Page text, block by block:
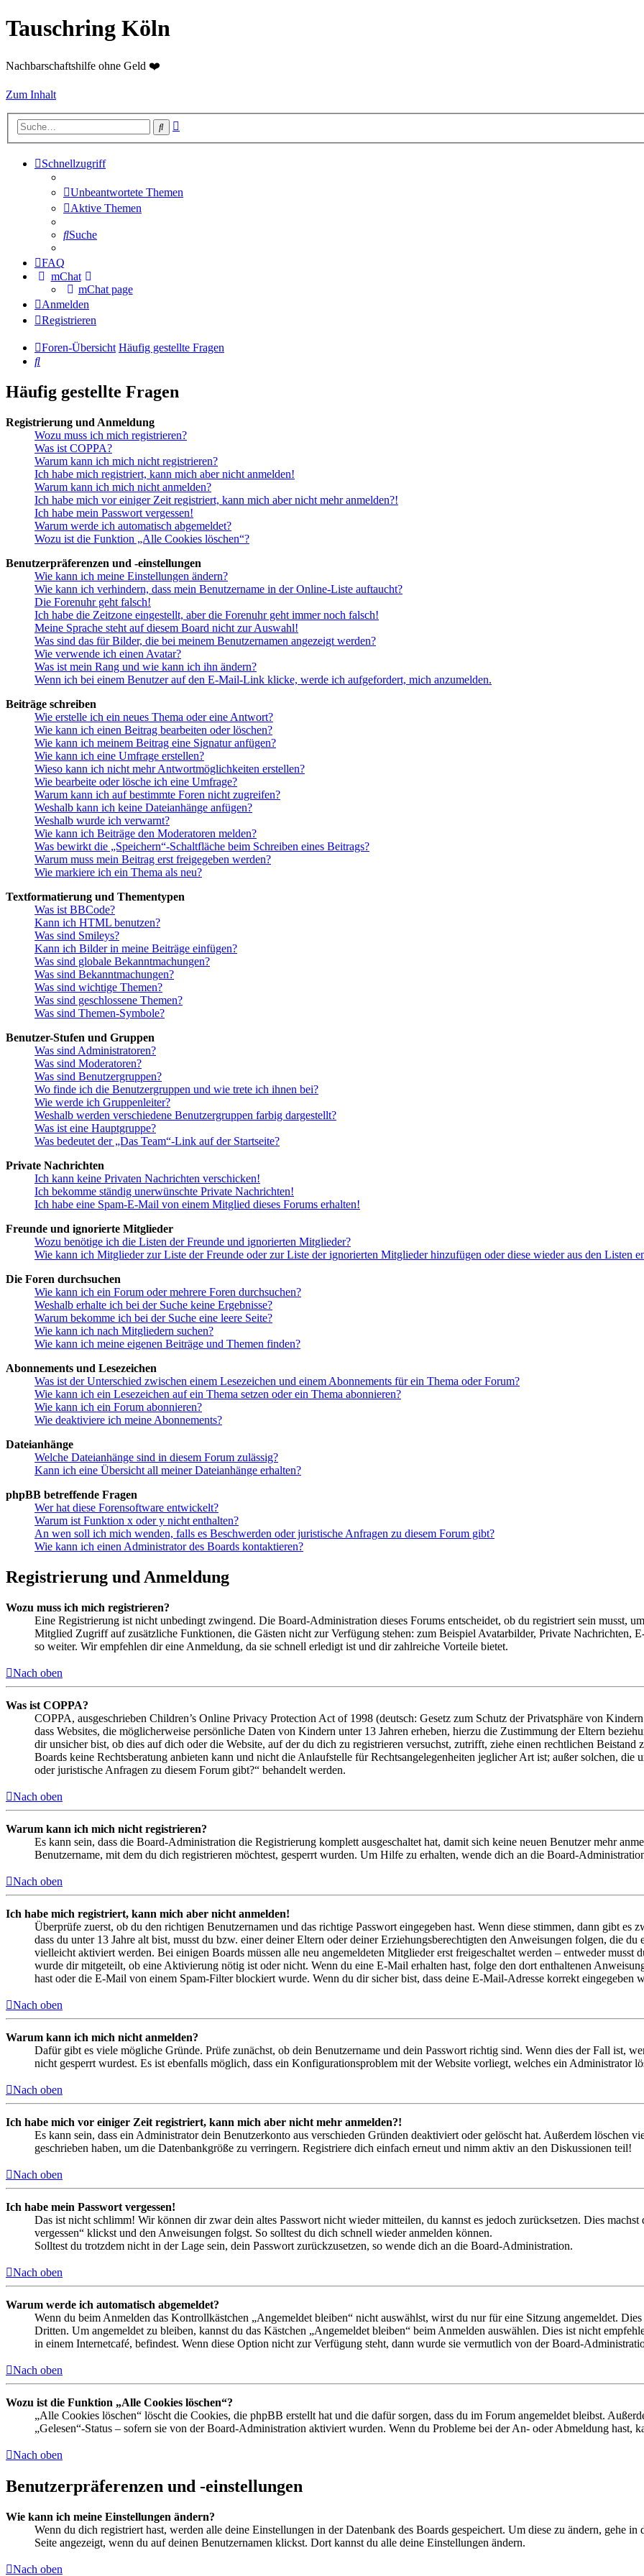
Tauschring Köln
Nachbarschaftshilfe ohne Geld ❤️
Zum Inhalt
Suche
Schnellzugriff
Unbeantwortete Themen
Aktive Themen
Suche
FAQ
mChat
mChat page
Anmelden
Registrieren
Foren-Übersicht Häufig gestellte Fragen
Suche
Häufig gestellte Fragen
Registrierung und Anmeldung
Wozu muss ich mich registrieren?
Was ist COPPA?
Warum kann ich mich nicht registrieren?
Ich habe mich registriert, kann mich aber nicht anmelden!
Warum kann ich mich nicht anmelden?
Ich habe mich vor einiger Zeit registriert, kann mich aber nicht mehr anmelden?!
Ich habe mein Passwort vergessen!
Warum werde ich automatisch abgemeldet?
Wozu ist die Funktion „Alle Cookies löschen“?
Benutzerpräferenzen und -einstellungen
Wie kann ich meine Einstellungen ändern?
Wie kann ich verhindern, dass mein Benutzername in der Online-Liste auftaucht?
Die Forenuhr geht falsch!
Ich habe die Zeitzone eingestellt, aber die Forenuhr geht immer noch falsch!
Meine Sprache steht auf diesem Board nicht zur Auswahl!
Was sind das für Bilder, die bei meinem Benutzernamen angezeigt werden?
Wie verwende ich einen Avatar?
Was ist mein Rang und wie kann ich ihn ändern?
Wenn ich bei einem Benutzer auf den E-Mail-Link klicke, werde ich aufgefordert, mich anzumelden.
Beiträge schreiben
Wie erstelle ich ein neues Thema oder eine Antwort?
Wie kann ich einen Beitrag bearbeiten oder löschen?
Wie kann ich meinem Beitrag eine Signatur anfügen?
Wie kann ich eine Umfrage erstellen?
Wieso kann ich nicht mehr Antwortmöglichkeiten erstellen?
Wie bearbeite oder lösche ich eine Umfrage?
Warum kann ich auf bestimmte Foren nicht zugreifen?
Weshalb kann ich keine Dateianhänge anfügen?
Weshalb wurde ich verwarnt?
Wie kann ich Beiträge den Moderatoren melden?
Was bewirkt die „Speichern“-Schaltfläche beim Schreiben eines Beitrags?
Warum muss mein Beitrag erst freigegeben werden?
Wie markiere ich ein Thema als neu?
Textformatierung und Thementypen
Was ist BBCode?
Kann ich HTML benutzen?
Was sind Smileys?
Kann ich Bilder in meine Beiträge einfügen?
Was sind globale Bekanntmachungen?
Was sind Bekanntmachungen?
Was sind wichtige Themen?
Was sind geschlossene Themen?
Was sind Themen-Symbole?
Benutzer-Stufen und Gruppen
Was sind Administratoren?
Was sind Moderatoren?
Was sind Benutzergruppen?
Wo finde ich die Benutzergruppen und wie trete ich ihnen bei?
Wie werde ich Gruppenleiter?
Weshalb werden verschiedene Benutzergruppen farbig dargestellt?
Was ist eine Hauptgruppe?
Was bedeutet der „Das Team“-Link auf der Startseite?
Private Nachrichten
Ich kann keine Privaten Nachrichten verschicken!
Ich bekomme ständig unerwünschte Private Nachrichten!
Ich habe eine Spam-E-Mail von einem Mitglied dieses Forums erhalten!
Freunde und ignorierte Mitglieder
Wozu benötige ich die Listen der Freunde und ignorierten Mitglieder?
Wie kann ich Mitglieder zur Liste der Freunde oder zur Liste der ignorierten Mitglieder hinzufügen oder diese wieder aus den Listen
Die Foren durchsuchen
Wie kann ich ein Forum oder mehrere Foren durchsuchen?
Weshalb erhalte ich bei der Suche keine Ergebnisse?
Warum bekomme ich bei der Suche eine leere Seite?
Wie kann ich nach Mitgliedern suchen?
Wie kann ich meine eigenen Beiträge und Themen finden?
Abonnements und Lesezeichen
Was ist der Unterschied zwischen einem Lesezeichen und einem Abonnements für ein Thema oder Forum?
Wie kann ich ein Lesezeichen auf ein Thema setzen oder ein Thema abonnieren?
Wie kann ich ein Forum abonnieren?
Wie deaktiviere ich meine Abonnements?
Dateianhänge
Welche Dateianhänge sind in diesem Forum zulässig?
Kann ich eine Übersicht all meiner Dateianhänge erhalten?
phpBB betreffende Fragen
Wer hat diese Forensoftware entwickelt?
Warum ist Funktion x oder y nicht enthalten?
An wen soll ich mich wenden, falls es Beschwerden oder juristische Anfragen zu diesem Forum gibt?
Wie kann ich einen Administrator des Boards kontaktieren?
Registrierung und Anmeldung
Wozu muss ich mich registrieren?
Eine Registrierung ist nicht unbedingt zwingend. Die Board-Administration dieses Forums entscheidet, ob du registriert sein musst,
Mitglied Zugriff auf zusätzliche Funktionen, die Gästen nicht zur Verfügung stehen: zum Beispiel Avatarbilder, Private Nachrichten,
so weiter. Wir empfehlen dir eine Anmeldung, da sie schnell erledigt ist und dir zahlreiche Vorteile bietet.
Nach oben
Was ist COPPA?
COPPA, ausgeschrieben Children’s Online Privacy Protection Act of 1998 (deutsch: Gesetz zum Schutz der Privatsphäre von
dass Websites, die möglicherweise persönliche Daten von Kindern unter 13 Jahren erheben, hierzu die Zustimmung der Eltern
dir unsicher bist, ob dies auf dich oder die Website, auf der du dich zu registrieren versuchst, zutrifft, ziehe einen rechtlichen
Boards keine Rechtsberatung anbieten kann und nicht die Anlaufstelle für Rechtsangelegenheiten jeglicher Art ist; außer solchen,
oder juristische Anfragen zu diesem Forum gibt?“ behandelt werden.
Nach oben
Warum kann ich mich nicht registrieren?
Es kann sein, dass die Board-Administration die Registrierung komplett ausgeschaltet hat, damit sich keine neuen Benutzer mehr
Benutzername, mit dem du dich registrieren möchtest, gesperrt wurden. Um Hilfe zu erhalten, wende dich an die Board-
Nach oben
Ich habe mich registriert, kann mich aber nicht anmelden!
Überprüfe zuerst, ob du den richtigen Benutzernamen und das richtige Passwort eingegeben hast. Wenn diese stimmen, dann gibt es
dass du unter 13 Jahre alt bist, musst du bzw. einer deiner Eltern oder deiner Erziehungsberechtigten den Anweisungen folgen, die
vielleicht aktiviert werden. Bei einigen Boards müssen alle neu angemeldeten Mitglieder erst freigeschaltet werden – entweder musst
wurde dir mitgeteilt, ob eine Aktivierung nötig ist oder nicht. Wenn du eine E-Mail erhalten hast, folge den dort enthaltenen
hast oder die E-Mail von einem Spam-Filter blockiert wurde. Wenn du dir sicher bist, dass deine E-Mail-Adresse korrekt eingegeben
Nach oben
Warum kann ich mich nicht anmelden?
Dafür gibt es viele mögliche Gründe. Prüfe zunächst, ob dein Benutzername und dein Passwort richtig sind. Wenn dies der Fall ist,
nicht gesperrt wurdest. Es ist ebenfalls möglich, dass ein Konfigurationsproblem mit der Website vorliegt, welches ein Administrator
Nach oben
Ich habe mich vor einiger Zeit registriert, kann mich aber nicht mehr anmelden?!
Es kann sein, dass ein Administrator dein Benutzerkonto aus verschieden Gründen deaktiviert oder gelöscht hat. Außerdem löschen
geschrieben haben, um die Datenbankgröße zu verringern. Registriere dich einfach erneut und nimm aktiv an den Diskussionen teil!
Nach oben
Ich habe mein Passwort vergessen!
Das ist nicht schlimm! Wir können dir zwar dein altes Passwort nicht wieder mitteilen, du kannst es jedoch zurücksetzen. Dies
vergessen“ klickst und den Anweisungen folgst. So solltest du dich schnell wieder anmelden können.
Solltest du trotzdem nicht in der Lage sein, dein Passwort zurückzusetzen, so wende dich an die Board-Administration.
Nach oben
Warum werde ich automatisch abgemeldet?
Wenn du beim Anmelden das Kontrollkästchen „Angemeldet bleiben“ nicht auswählst, wirst du nur für eine Sitzung angemeldet.
Dritten. Um angemeldet zu bleiben, kannst du das Kästchen „Angemeldet bleiben“ beim Anmelden auswählen. Dies ist nicht
in einem Internetcafé, befindest. Wenn diese Option nicht zur Verfügung steht, dann wurde sie vermutlich von der Board-
Nach oben
Wozu ist die Funktion „Alle Cookies löschen“?
„Alle Cookies löschen“ löscht die Cookies, die phpBB erstellt hat und die dafür sorgen, dass du im Forum angemeldet bleibst.
„Gelesen“-Status – sofern sie von der Board-Administration aktiviert wurden. Wenn du Probleme bei der An- oder Abmeldung hast,
Nach oben
Benutzerpräferenzen und -einstellungen
Wie kann ich meine Einstellungen ändern?
Wenn du dich registriert hast, werden alle deine Einstellungen in der Datenbank des Boards gespeichert. Um diese zu ändern, gehe
Seite angezeigt, wenn du auf deinen Benutzernamen klickst. Dort kannst du alle deine Einstellungen ändern.
Nach oben